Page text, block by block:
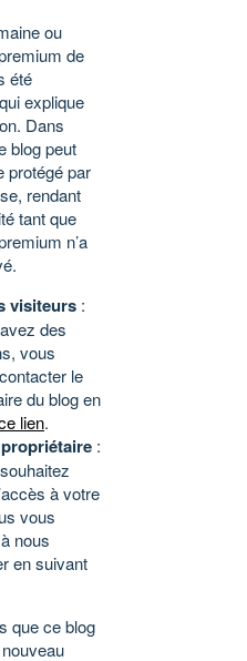
ou
de
été
explique
Dans
blog peut
protégé par
rendant
tant que
n’a
visiteurs :
des
vous
le
du blog en
lien.
:
à votre
vous
nous
en suivant
que ce blog